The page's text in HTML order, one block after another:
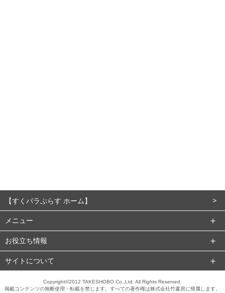
メニュー
お役立ち情報
【すくパラぷらす ホーム】
サイトについて
Copyright©2012 TAKESHOBO Co.,Ltd. All Rights Reserved.
掲載コンテンツの無断使用・転載を禁じます。すべての著作権は株式会社竹書房に帰属します。